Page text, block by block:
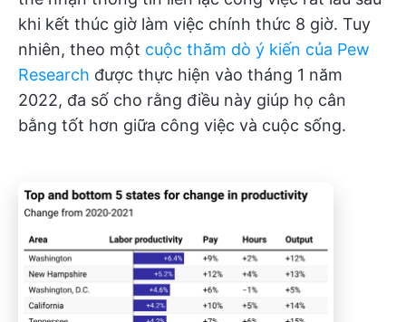
khi kết thúc giờ làm việc chính thức 8 giờ. Tuy
nhiên, theo một cuộc thăm dò ý kiến của Pew
Research được thực hiện vào tháng 1 năm
2022, đa số cho rằng điều này giúp họ cân
bằng tốt hơn giữa công việc và cuộc sống.